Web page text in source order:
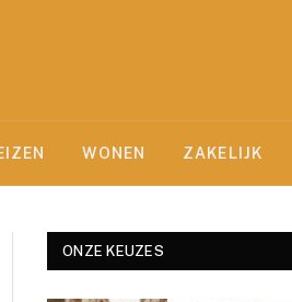
WONEN ZAKELIJK
ONZE KEUZES